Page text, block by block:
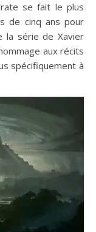
se fait le plus
de cinq ans pour
la série de Xavier
aux récits
spécifiquement à